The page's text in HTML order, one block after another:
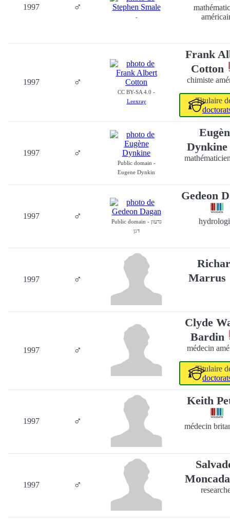
1997 ♂
-
1997 ♂
CC BY-SA 4.0 -
Leexray
Frank
Cotton
chimiste
Titulaire
1997 ♂
Public domain -
Eugene Dynkin
1997 ♂
Public domain - גדעון
דגן
Gedeon
1997 ♂
Marrus
1997 ♂
Clyde
Bardin
médecin
Titulaire
1997 ♂
Keith
médecin
1997 ♂